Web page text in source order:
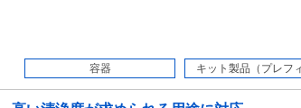
容器
キット製品（プレフ